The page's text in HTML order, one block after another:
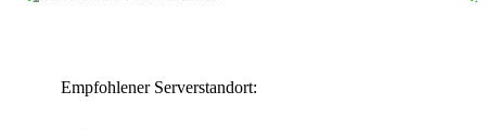
Empfohlener Serverstandort: